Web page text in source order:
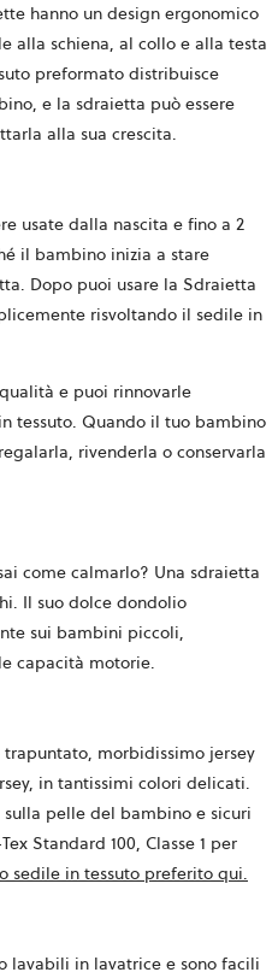
hanno un design ergonomico
alla schiena, al collo e alla testa
preformato distribuisce
e la sdraietta può essere
alla sua crescita.
usate dalla nascita e fino a 2
il bambino inizia a stare
Dopo puoi usare la Sdraietta
risvoltando il sedile in
e puoi rinnovarle
tessuto. Quando il tuo bambino
rivenderla o conservarla
come calmarlo? Una sdraietta
Il suo dolce dondolio
sui bambini piccoli,
capacità motorie.
morbidissimo jersey
in tantissimi colori delicati.
pelle del bambino e sicuri
Standard 100, Classe 1 per
sedile in tessuto preferito qui.
lavabili in lavatrice e sono facili